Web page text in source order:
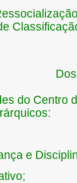
do Centro
e